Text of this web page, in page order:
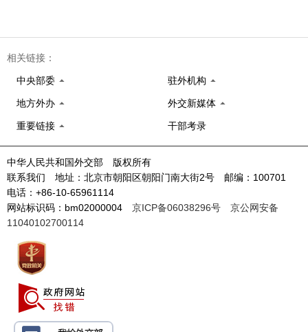
相关链接：
中央部委 驻外机构
地方外办 外交新媒体
重要链接 干部考录
中华人民共和国外交部 版权所有
联系我们 地址：北京市朝阳区朝阳门南大街2号 邮编：100701
电话：+86-10-65961114
网站标识码：bm02000004 京ICP备06038296号
京公网安备
11040102700114